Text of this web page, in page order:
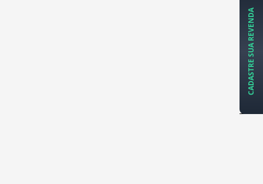
CADASTRE SUA REVENDA